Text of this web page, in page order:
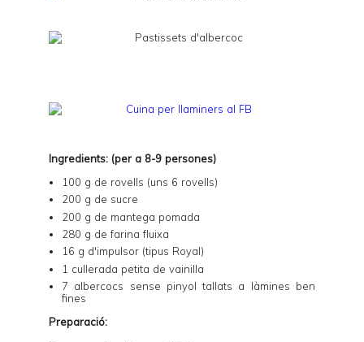
Ingredients: (per a 8-9 persones)
100 g de rovells (uns 6 rovells)
200 g de sucre
200 g de mantega pomada
280 g de farina fluixa
16 g d'impulsor (tipus Royal)
1 cullerada petita de vainilla
7 albercocs sense pinyol tallats a làmines ben
fines
Preparació: